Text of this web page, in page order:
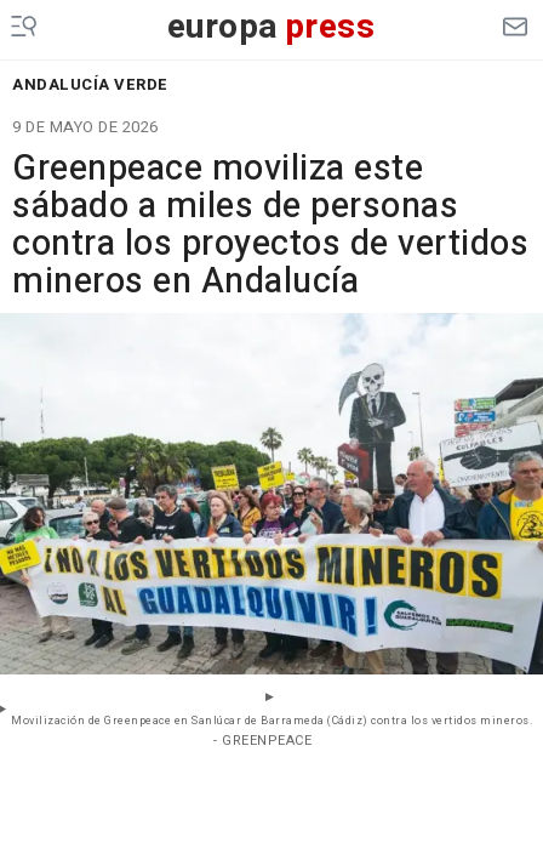
europa press
ANDALUCÍA VERDE
9 DE MAYO DE 2026
Greenpeace moviliza este
sábado a miles de personas
contra los proyectos de vertidos
mineros en Andalucía
Movilización de Greenpeace en Sanlúcar de Barrameda (Cádiz) contra los vertidos mineros.
- GREENPEACE